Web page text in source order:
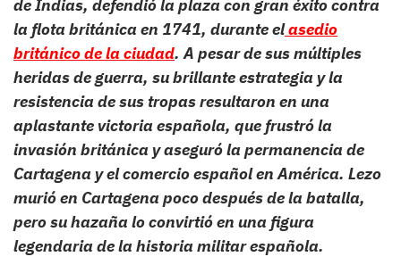
de Indias, defendió la plaza con gran éxito contra
la flota británica en 1741, durante elasedio
británico de la ciudad. A pesar de sus múltiples
heridas de guerra, su brillante estrategia y la
resistencia de sus tropas resultaron en una
aplastante victoria española, que frustró la
invasión británica y aseguró la permanencia de
Cartagena y el comercio español en América. Lezo
murió en Cartagena poco después de la batalla,
pero su hazaña lo convirtió en una figura
legendaria de la historia militar española.